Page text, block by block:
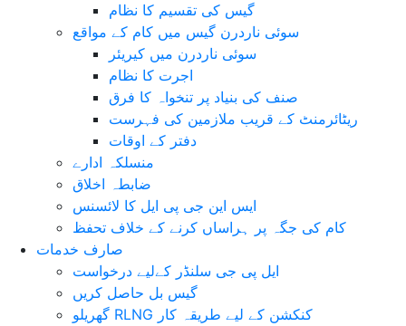
گیس کی تقسیم کا نظام
سوئی ناردرن گیس میں کام کے مواقع
سوئی ناردرن میں کیریئر
اجرت کا نظام
صنف کی بنیاد پر تنخواہ کا فرق
ریٹائرمنٹ کے قریب ملازمین کی فہرست
دفتر کے اوقات
منسلکہ ادارے
ضابطہ اخلاق
ایس این جی پی ایل کا لائسنس
کام کی جگہ پر ہراساں کرنے کے خلاف تحفظ
صارف خدمات
ایل پی جی سلنڈر کےلیے درخواست
گیس بل حاصل کریں
گھریلو RLNG کنکشن کے لیے طریقہ کار